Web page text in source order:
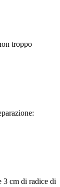
troppo
3 cm di radice di